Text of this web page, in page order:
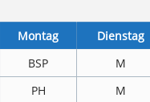
Montag Dienstag
BSP M
PH M